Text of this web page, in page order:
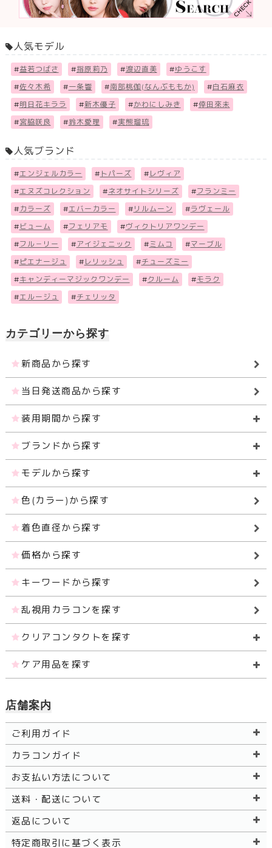
人気モデル
#益若つばさ #指原莉乃 #渡辺直美 #ゆうこす
#佐々木希 #一条響 #南部桃伽(なんぶももか) #白石麻衣
#明日花キララ #新木優子 #かわにしみき #倖田來未
#宮脇咲良 #鈴木愛理 #実熊瑠琉
人気ブランド
#エンジェルカラー # トパーズ # レヴィア
#エヌズコレクション #ネオサイトシリーズ #フランミー
# カラーズ #エバーカラー # リルムーン #ラヴェール
# ビューム #フェリアモ #ヴィクトリアワンデー
#フル－リー #アイジェニック #ミムコ #マーブル
# ピエナージュ # レリッシュ #チューズミー
#キャンディーマジックワンデー #クルーム #モラク
#エルージュ #チェリッタ
カテゴリーから探す
新商品から探す
当日発送商品から探す
装用期間から探す
ブランドから探す
モデルから探す
色(カラー)から探す
着色直径から探す
価格から探す
キーワードから探す
乱視用カラコンを探す
クリアコンタクトを探す
ケア用品を探す
店舗案内
ご利用ガイド
カラコンガイド
お支払い方法について
送料・配送について
返品について
特定商取引に基づく表示